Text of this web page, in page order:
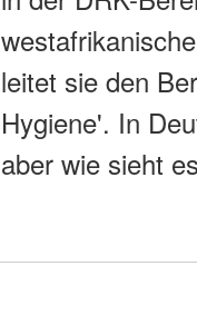
leitet sie den
Hygiene'. In
aber wie sieht